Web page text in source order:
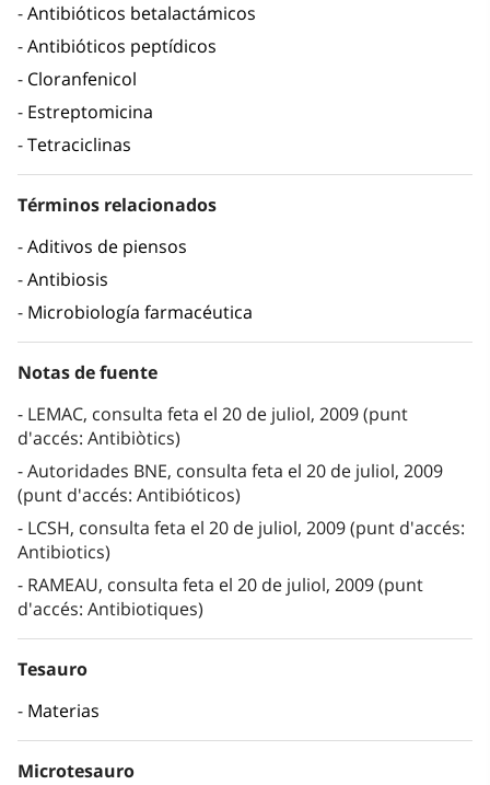
Antibióticos betalactámicos
Antibióticos peptídicos
Cloranfenicol
Estreptomicina
Tetraciclinas
Términos relacionados
Aditivos de piensos
Antibiosis
Microbiología farmacéutica
Notas de fuente
LEMAC, consulta feta el 20 de juliol, 2009 (punt
d'accés: Antibiòtics)
Autoridades BNE, consulta feta el 20 de juliol, 2009
(punt d'accés: Antibióticos)
LCSH, consulta feta el 20 de juliol, 2009 (punt d'accés:
Antibiotics)
RAMEAU, consulta feta el 20 de juliol, 2009 (punt
d'accés: Antibiotiques)
Tesauro
Materias
Microtesauro